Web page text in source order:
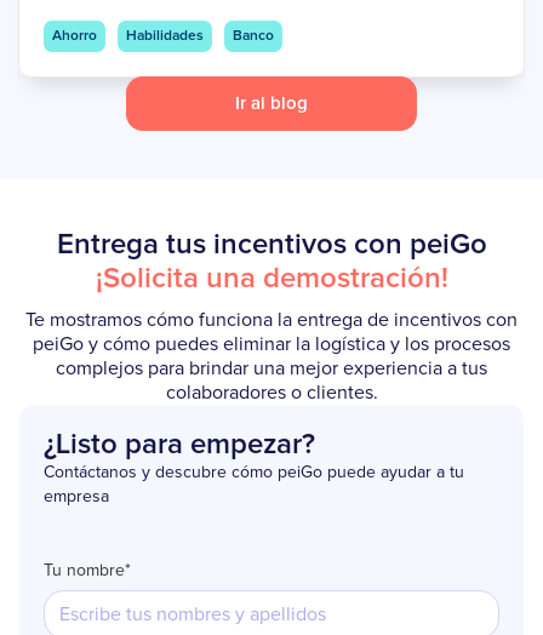
Ahorro Habilidades Banco
Ir al blog
Entrega tus incentivos con peiGo
¡Solicita una demostración!
Te mostramos cómo funciona la entrega de incentivos con
peiGo y cómo puedes eliminar la logística y los procesos
complejos para brindar una mejor experiencia a tus
colaboradores o clientes.
¿Listo para empezar?
Contáctanos y descubre cómo peiGo puede ayudar a tu
empresa
Tu nombre*